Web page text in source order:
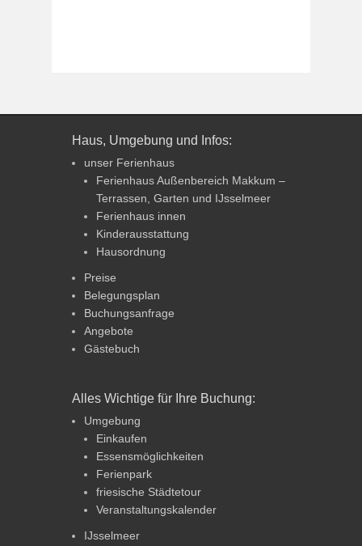
Haus, Umgebung und Infos:
unser Ferienhaus
Ferienhaus Außenbereich Makkum –
Terrassen, Garten und IJsselmeer
Ferienhaus innen
Kinderausstattung
Hausordnung
Preise
Belegungsplan
Buchungsanfrage
Angebote
Gästebuch
Alles Wichtige für Ihre Buchung:
Umgebung
Einkaufen
Essensmöglichkeiten
Ferienpark
friesische Städtetour
Veranstaltungskalender
IJsselmeer